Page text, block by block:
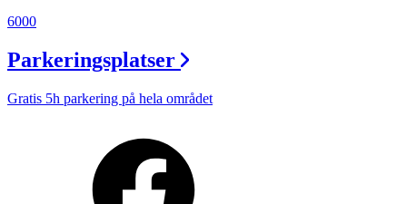
6000
Parkeringsplatser
Gratis 5h parkering på hela området